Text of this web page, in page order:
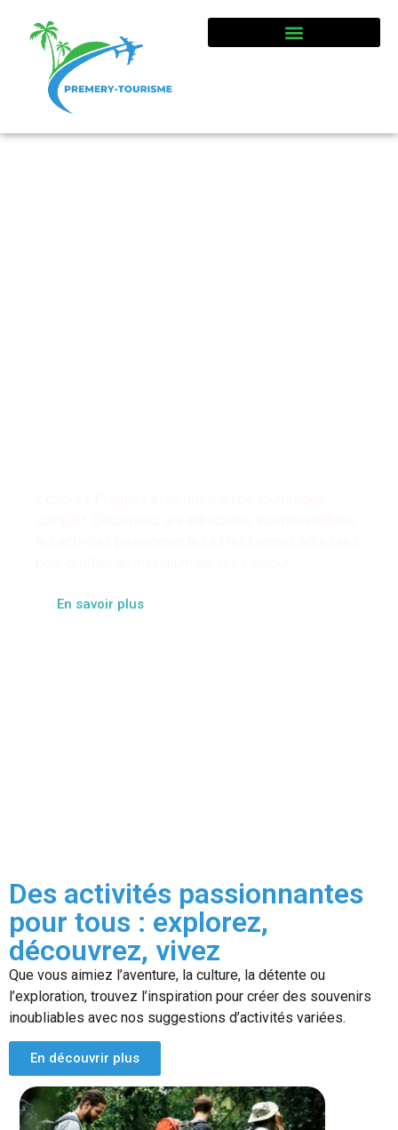
En savoir plus
Des activités passionnantes
pour tous : explorez,
découvrez, vivez
Que vous aimiez l’aventure, la culture, la détente ou
l’exploration, trouvez l’inspiration pour créer des souvenirs
inoubliables avec nos suggestions d’activités variées.
En découvrir plus